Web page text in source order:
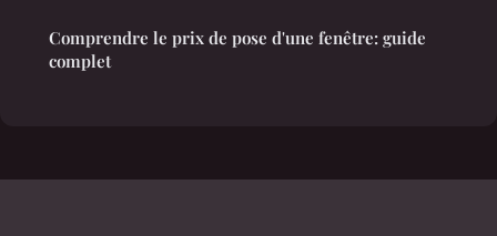
Comprendre le prix de pose d'une fenêtre: guide
complet